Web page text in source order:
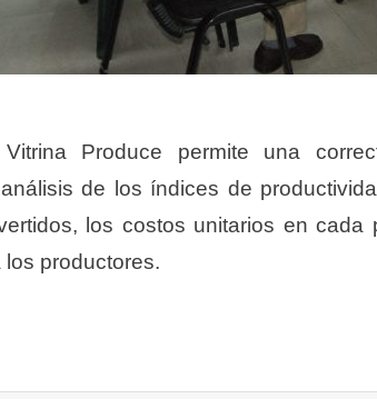
Produce permite una
de los índices de
los costos unitarios en cada
productores.